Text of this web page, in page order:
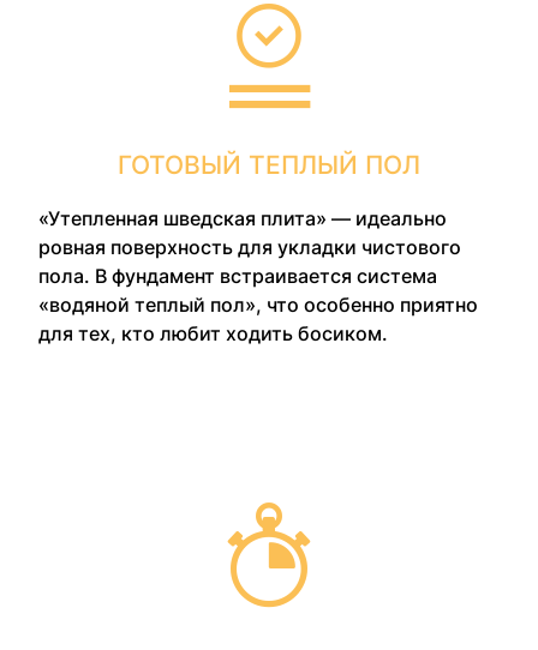
ГОТОВЫЙ ТЕПЛЫЙ ПОЛ
«Утепленная шведская плита» — идеально
ровная поверхность для укладки чистового
пола. В фундамент встраивается система
«водяной теплый пол», что особенно приятно
для тех, кто любит ходить босиком.